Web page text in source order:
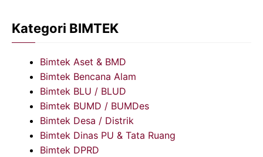
Kategori BIMTEK
Bimtek Aset & BMD
Bimtek Bencana Alam
Bimtek BLU / BLUD
Bimtek BUMD / BUMDes
Bimtek Desa / Distrik
Bimtek Dinas PU & Tata Ruang
Bimtek DPRD